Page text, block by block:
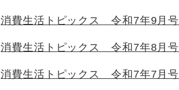
消費生活トピックス 令和7年9月号
消費生活トピックス 令和7年8月号
消費生活トピックス 令和7年7月号